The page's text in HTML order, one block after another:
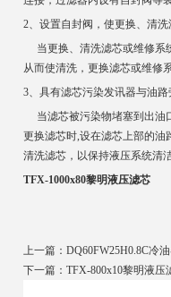
2、设置自封阀，使更换、清
当更换、清洗滤芯或维修系
从而使清洗，更换滤芯或维修
3、具有滤芯污染发讯器与油
当滤芯被污染物堵塞到出油
更换滤芯时,设在滤芯上部的油
清洗滤芯，以保持液压系统清
TFX-1000x80黎明液压滤芯
上一篇： DQ60FW25H0.8C冷
下一篇： TFX-800x10黎明液压